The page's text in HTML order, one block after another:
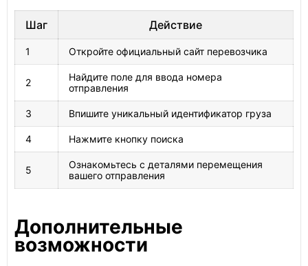
Шаг Действие
1 Откройте официальный сайт перевозчика
2
Найдите поле для ввода номера
отправления
3 Впишите уникальный идентификатор груза
4 Нажмите кнопку поиска
5
Ознакомьтесь с деталями перемещения
вашего отправления
Дополнительные
возможности